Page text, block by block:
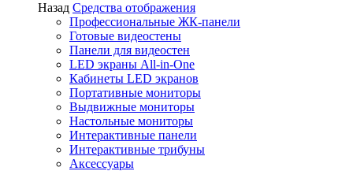
Назад Средства отображения
Профессиональные ЖК-панели
Готовые видеостены
Панели для видеостен
LED экраны All-in-One
Кабинеты LED экранов
Портативные мониторы
Выдвижные мониторы
Настольные мониторы
Интерактивные панели
Интерактивные трибуны
Аксессуары